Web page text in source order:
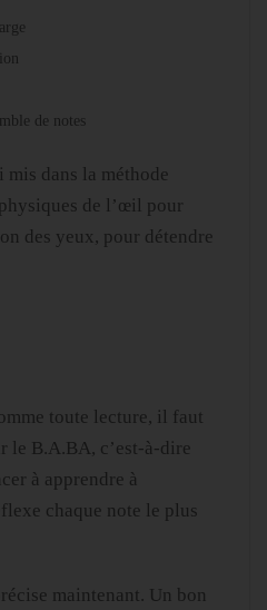
de notes
mis dans la méthode
de l’œil pour
des yeux, pour détendre
toute lecture, il faut
le B.A.BA, c’est-à-dire
à apprendre à
chaque note le plus
maintenant. Un bon